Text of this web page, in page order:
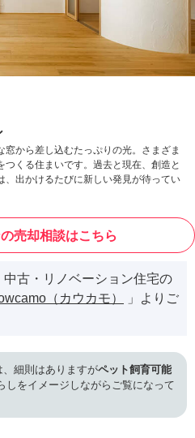
から差し込むたっぷりの光。さまざま
くる住まいです。過去と現在、創造と
、出かけるたびに新しい発見が待ってい
売却相談はこちら
古・リノベーション住宅の
（カウカモ）
」よりご
細則はありますがペット飼育可能
しをイメージしながらご覧になって